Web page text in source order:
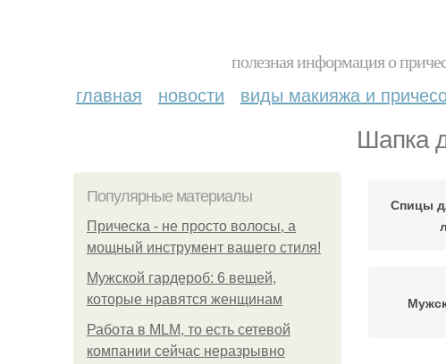
полезная информация о
главная новости виды макияжа и
Шапка
Популярные материалы
Прическа - не просто волосы, а
мощный инструмент вашего стиля!
Мужской гардероб: 6 вещей,
которые нравятся женщинам
Работа в MLM, то есть сетевой
компании сейчас неразрывно
Спицы